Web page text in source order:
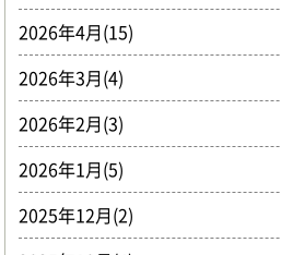
2026年4月(15)
2026年3月(4)
2026年2月(3)
2026年1月(5)
2025年12月(2)